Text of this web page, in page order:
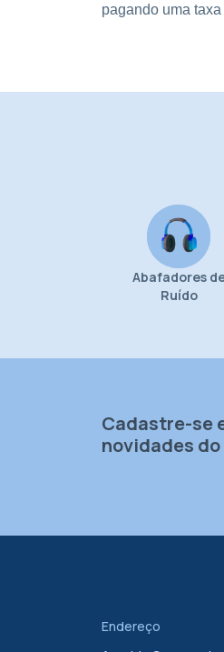
pagando uma
Abafadores
Ruído
Cadastre-se
novidades
Endereço